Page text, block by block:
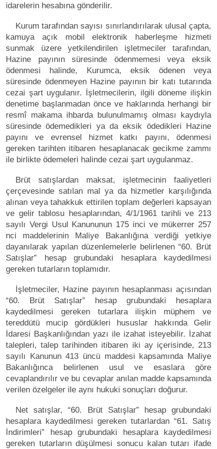
idarelerin hesabına gönderilir.
Kurum tarafından sayısı sınırlandırılarak ulusal çapta,
kamuya açık mobil elektronik haberleşme hizmeti
sunmak üzere yetkilendirilen işletmeciler tarafından,
Hazine payının süresinde ödenmemesi veya eksik
ödenmesi halinde, Kurumca, eksik ödenen veya
süresinde ödenmeyen Hazine payının bir katı tutarında
cezai şart uygulanır. İşletmecilerin, ilgili döneme ilişkin
denetime başlanmadan önce ve haklarında herhangi bir
resmî makama ihbarda bulunulmamış olması kaydıyla
süresinde ödemedikleri ya da eksik ödedikleri Hazine
payını ve evrensel hizmet katkı payını, ödenmesi
gereken tarihten itibaren hesaplanacak gecikme zammı
ile birlikte ödemeleri halinde cezai şart uygulanmaz.
Brüt satışlardan maksat, işletmecinin faaliyetleri
çerçevesinde satılan mal ya da hizmetler karşılığında
alınan veya tahakkuk ettirilen toplam değerleri kapsayan
ve gelir tablosu hesaplarından, 4/1/1961 tarihli ve 213
sayılı Vergi Usul Kanununun 175 inci ve mükerrer 257
nci maddelerinin Maliye Bakanlığına verdiği yetkiye
dayanılarak yapılan düzenlemelerle belirlenen “60. Brüt
Satışlar” hesap grubundaki hesaplara kaydedilmesi
gereken tutarların toplamıdır.
İşletmeciler, Hazine payının hesaplanması açısından
“60. Brüt Satışlar” hesap grubundaki hesaplara
kaydedilmesi gereken tutarlara ilişkin müphem ve
tereddütü mucip gördükleri hususlar hakkında Gelir
İdaresi Başkanlığından yazı ile izahat isteyebilir. İzahat
talepleri, talep tarihinden itibaren iki ay içerisinde, 213
sayılı Kanunun 413 üncü maddesi kapsamında Maliye
Bakanlığınca belirlenen usul ve esaslara göre
cevaplandırılır ve bu cevaplar anılan madde kapsamında
verilen özelgeler ile aynı hukuki sonuçları doğurur.
Net satışlar, “60. Brüt Satışlar” hesap grubundaki
hesaplara kaydedilmesi gereken tutarlardan “61. Satış
İndirimleri” hesap grubundaki hesaplara kaydedilmesi
gereken tutarların düşülmesi sonucu kalan tutarı ifade